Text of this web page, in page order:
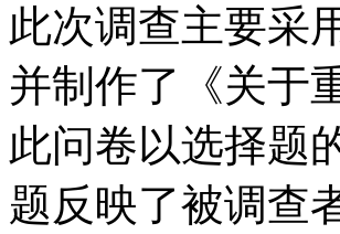
此次调查主要采
并制作了《关于
此问卷以选择题
题反映了被调查